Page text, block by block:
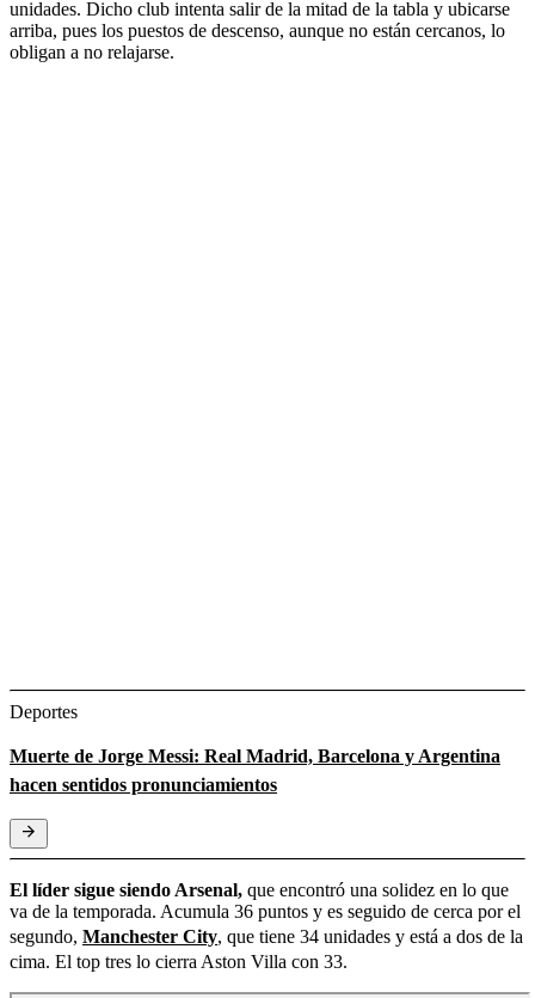
unidades. Dicho club intenta salir de la mitad de la tabla y ubicarse
arriba, pues los puestos de descenso, aunque no están cercanos, lo
obligan a no relajarse.
Deportes
Muerte de Jorge Messi: Real Madrid, Barcelona y Argentina
hacen sentidos pronunciamientos
El líder sigue siendo Arsenal, que encontró una solidez en lo que
va de la temporada. Acumula 36 puntos y es seguido de cerca por el
segundo, Manchester City, que tiene 34 unidades y está a dos de la
cima. El top tres lo cierra Aston Villa con 33.